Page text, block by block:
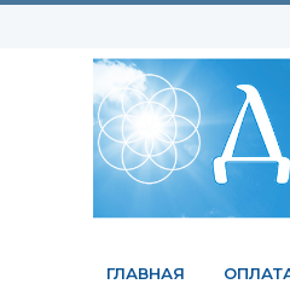
ГЛАВНАЯ